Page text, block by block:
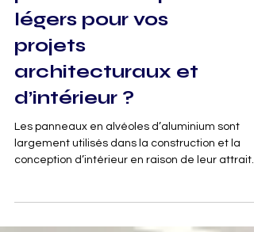
Aluminium:
Pourquoi choisir les
panneaux de pierre
légers pour vos
projets
architecturaux et
Les panneaux en alvéoles d’aluminium sont